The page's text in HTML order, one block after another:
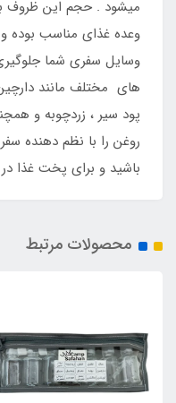
میشود . حجم این ظروف
وعده غذای مناسب بوده
وسایل سفری شما
های مختلف مانند
پود سیر ، زردچوبه و
روغن را با نظم دهنده
باشید و برای پخت غذا
محصولات مرتبط